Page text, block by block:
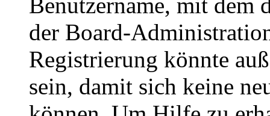
Benutzername, mit dem
der Board-
Registrierung könnte
sein, damit sich keine